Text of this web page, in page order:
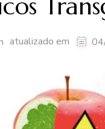
atualizado em